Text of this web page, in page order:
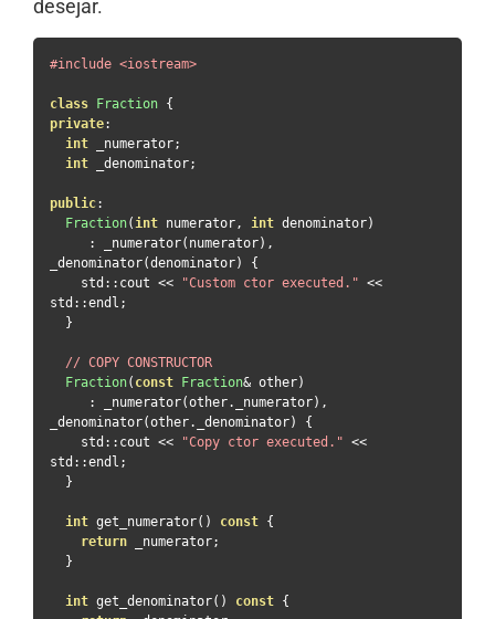
desejar.
#include <iostream>
class Fraction {
private:
int _numerator;
int _denominator;
public:
Fraction( int numerator , int denominator)
:
_numerator( numerator),
_denominator(denominator)
{
    std
:: cout << "Custom ctor executed." <<
std ::endl ;
}
// COPY CONSTRUCTOR
Fraction( const Fraction& other)
:
_numerator(other. _numerator),
_denominator(other. _denominator)
{
    std
:: cout << "Copy ctor executed." <<
std ::endl ;
}
int get_numerator() const {
return _numerator;
}
int get_denominator() const {